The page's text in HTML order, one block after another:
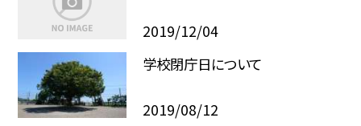
2019/12/04
学校閉庁日について
2019/08/12